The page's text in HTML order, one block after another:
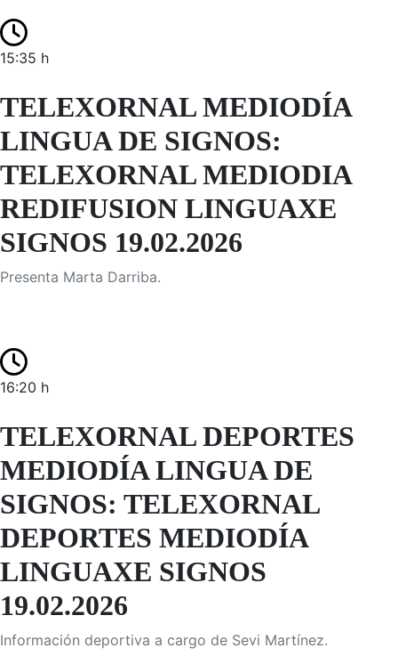
15:35 h
TELEXORNAL MEDIODÍA
LINGUA DE SIGNOS:
TELEXORNAL MEDIODIA
REDIFUSION LINGUAXE
SIGNOS 19.02.2026
Presenta Marta Darriba.
16:20 h
TELEXORNAL DEPORTES
MEDIODÍA LINGUA DE
SIGNOS: TELEXORNAL
DEPORTES MEDIODÍA
LINGUAXE SIGNOS
19.02.2026
Información deportiva a cargo de Sevi Martínez.